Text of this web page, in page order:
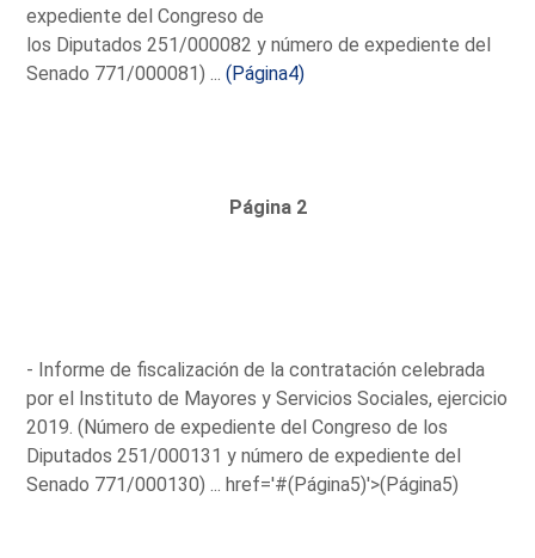
expediente del Congreso de
los Diputados 251/000082 y número de expediente del
Senado 771/000081) ...(Página4)
Página 2
- Informe de fiscalización de la contratación celebrada
por el Instituto de Mayores y Servicios Sociales, ejercicio
2019. (Número de expediente del Congreso de los
Diputados 251/000131 y número de expediente del
Senado 771/000130) ...href='#(Página5)'>(Página5)